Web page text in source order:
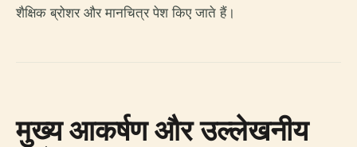
शैक्षिक ब्रोशर और मानचित्र पेश किए जाते हैं।
मुख्य आकर्षण और उल्लेखनीय